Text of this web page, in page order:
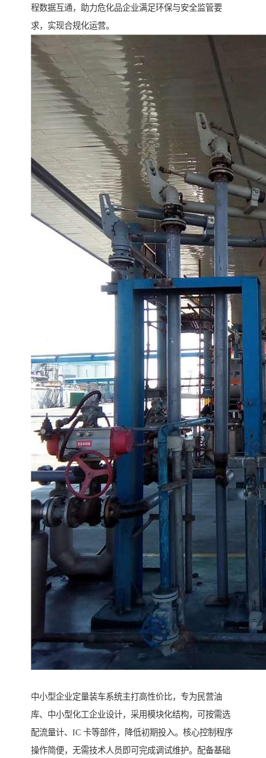
程数据互通，助力危化品企业满足环保与安全监管要
求，实现合规化运营。
中小型企业定量装车系统主打高性价比，专为民营油
库、中小型化工企业设计，采用模块化结构，可按需选
配流量计、IC 卡等部件，降低初期投入。核心控制程序
操作简便，无需技术人员即可完成调试维护。配备基础